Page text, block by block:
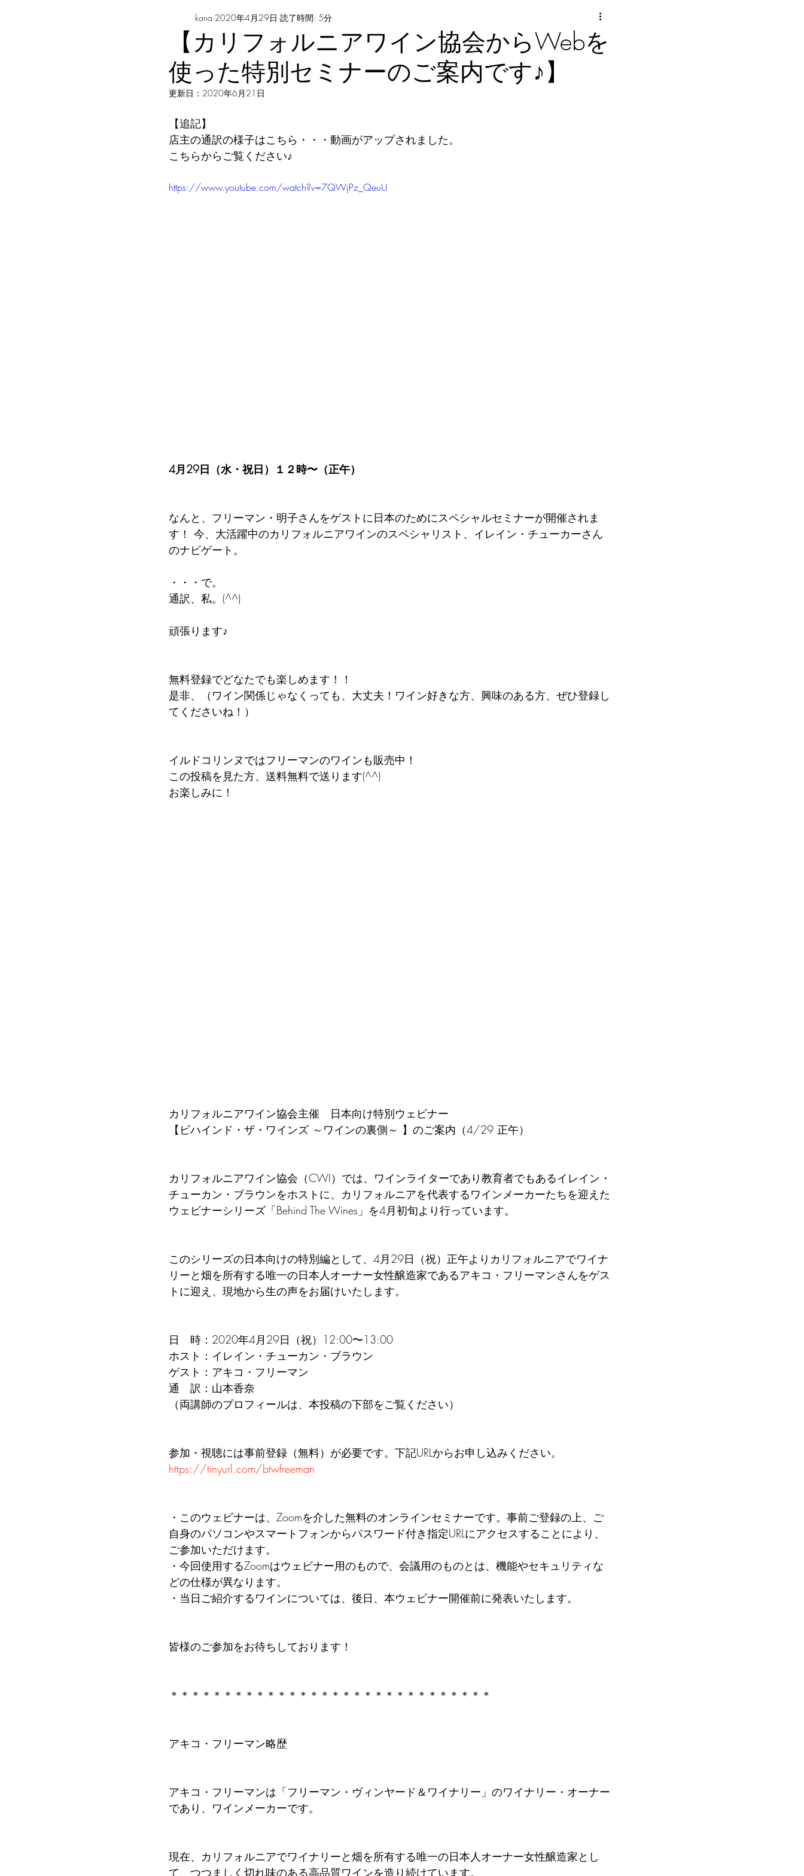
【カリフォルニアワイン協会からWebを
使った特別セミナーのご案内です♪】
kana 2020年4月29日 読了時間: 5分
更新日： 2020年6月21日
【追記】
店主の通訳の様子はこちら・・・動画がアップされました。
こちらからご覧ください♪
https://www.youtube.com/watch?v=7QWjPz_QeuU
4月29日（水・祝日）１２時〜（正午）
なんと、フリーマン・明子さんをゲストに日本のためにスペシャルセミナーが開催されま
す！ 今、大活躍中のカリフォルニアワインのスペシャリスト、イレイン・チューカーさん
のナビゲート。
・・・で。
通訳、私。(^^)
頑張ります♪
無料登録でどなたでも楽しめます！！
是非、（ワイン関係じゃなくっても、大丈夫！ワイン好きな方、興味のある方、ぜひ登録し
てくださいね！）
イルドコリンヌではフリーマンのワインも販売中！
この投稿を見た方、送料無料で送ります(^^)
お楽しみに！
カリフォルニアワイン協会主催　日本向け特別ウェビナー
【ビハインド・ザ・ワインズ ～ワインの裏側～ 】のご案内（4/29 正午）
カリフォルニアワイン協会（CWI）では、ワインライターであり教育者でもあるイレイン・
チューカン・ブラウンをホストに、カリフォルニアを代表するワインメーカーたちを迎えた
ウェビナーシリーズ「Behind The Wines」を4月初旬より行っています。
このシリーズの日本向けの特別編として、4月29日（祝）正午よりカリフォルニアでワイナ
リーと畑を所有する唯一の日本人オーナー女性醸造家であるアキコ・フリーマンさんをゲス
トに迎え、現地から生の声をお届けいたします。
日　時：2020年4月29日（祝）12:00〜13:00
ホスト：イレイン・チューカン・ブラウン
ゲスト：アキコ・フリーマン
通　訳：山本香奈
（両講師のプロフィールは、本投稿の下部をご覧ください）
参加・視聴には事前登録（無料）が必要です。下記URLからお申し込みください。
https://tinyurl.com/btwfreeman
・このウェビナーは、Zoomを介した無料のオンラインセミナーです。事前ご登録の上、ご
自身のパソコンやスマートフォンからパスワード付き指定URLにアクセスすることにより、
ご参加いただけます。
・今回使用するZoomはウェビナー用のもので、会議用のものとは、機能やセキュリティな
どの仕様が異なります。
・当日ご紹介するワインについては、後日、本ウェビナー開催前に発表いたします。
皆様のご参加をお待ちしております！
＊＊＊＊＊＊＊＊＊＊＊＊＊＊＊＊＊＊＊＊＊＊＊＊＊＊＊＊＊＊
アキコ・フリーマン略歴
アキコ・フリーマンは「フリーマン・ヴィンヤード＆ワイナリー」のワイナリー・オーナー
であり、ワインメーカーです。
現在、カリフォルニアでワイナリーと畑を所有する唯一の日本人オーナー女性醸造家とし
て、つつましく切れ味のある高品質ワインを造り続けています。